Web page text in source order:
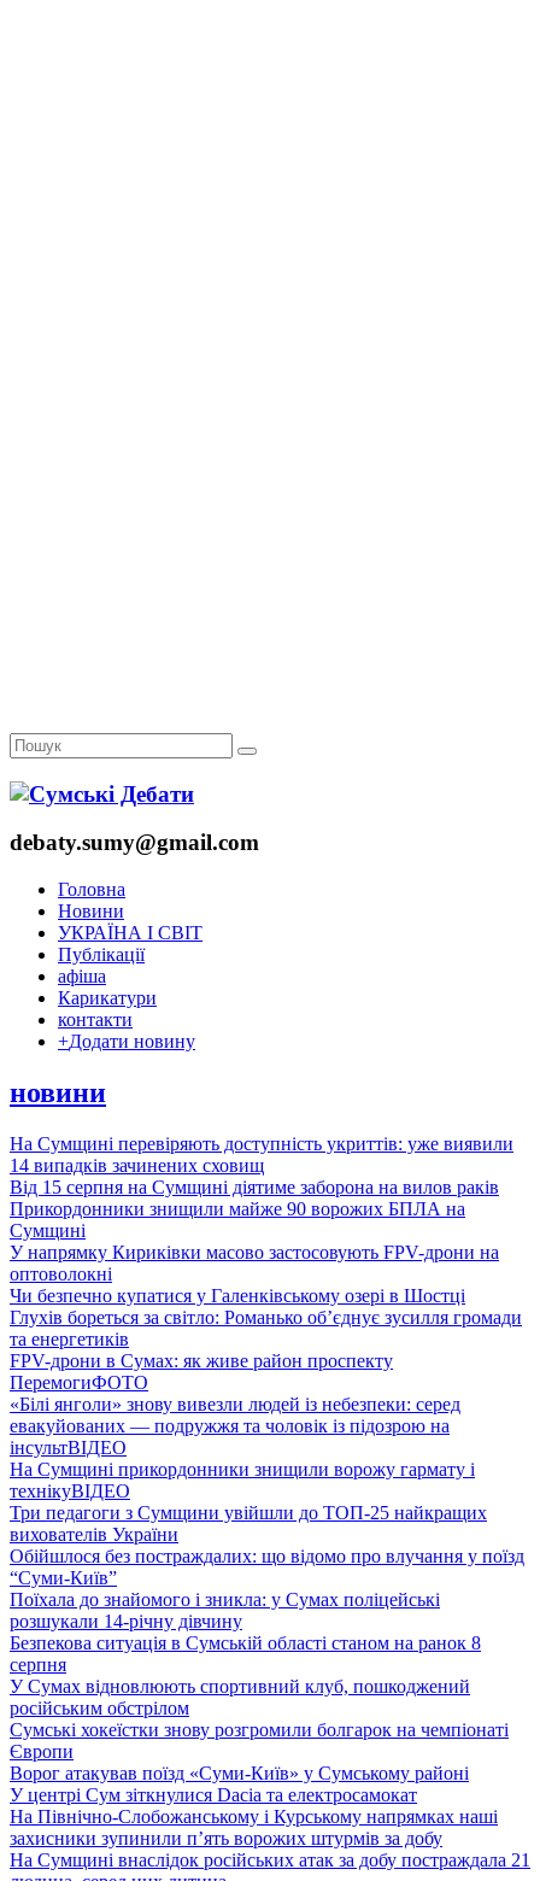
debaty.sumy@gmail.com
Головна
Новини
УКРАЇНА І СВІТ
Публікації
афіша
Карикатури
контакти
+Додати новину
новини
На Сумщині перевіряють доступність укриттів: уже виявили
14 випадків зачинених сховищ
Від 15 серпня на Сумщині діятиме заборона на вилов раків
Прикордонники знищили майже 90 ворожих БПЛА на
Сумщині
У напрямку Кириківки масово застосовують FPV-дрони на
оптоволокні
Чи безпечно купатися у Галенківському озері в Шостці
Глухів бореться за світло: Романько об’єднує зусилля громади
та енергетиків
FPV-дрони в Сумах: як живе район проспекту
ПеремогиФОТО
«Білі янголи» знову вивезли людей із небезпеки: серед
евакуйованих — подружжя та чоловік із підозрою на
інсультВІДЕО
На Сумщині прикордонники знищили ворожу гармату і
технікуВІДЕО
Три педагоги з Сумщини увійшли до ТОП-25 найкращих
вихователів України
Обійшлося без постраждалих: що відомо про влучання у поїзд
“Суми-Київ”
Поїхала до знайомого і зникла: у Сумах поліцейські
розшукали 14-річну дівчину
Безпекова ситуація в Сумській області станом на ранок 8
серпня
У Сумах відновлюють спортивний клуб, пошкоджений
російським обстрілом
Сумські хокеїстки знову розгромили болгарок на чемпіонаті
Європи
Ворог атакував поїзд «Суми-Київ» у Сумському районі
У центрі Сум зіткнулися Dacia та електросамокат
На Північно-Слобожанському і Курському напрямках наші
захисники зупинили п’ять ворожих штурмів за добу
На Сумщині внаслідок російських атак за добу постраждала 21